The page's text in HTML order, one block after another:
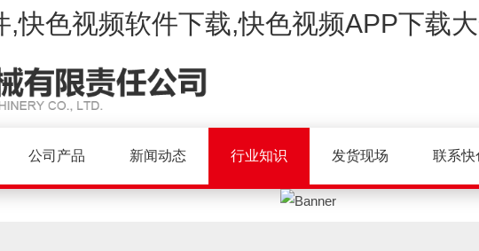
快色视频软件下载,快色视频APP下载
公司产品 新闻动态 行业知识 发货现场 联系快